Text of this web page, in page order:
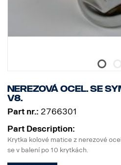
Nerezová ocel. Se
V8.
Part nr.: 2766301
Part Description:
Krytka kolové matice z nerezové
se v balení po 10 krytkách.